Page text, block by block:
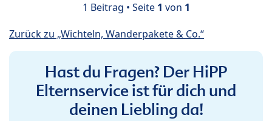
1 Beitrag • Seite 1 von 1
Zurück zu „Wichteln, Wanderpakete & Co.“
Hast du Fragen? Der HiPP
Elternservice ist für dich und
deinen Liebling da!